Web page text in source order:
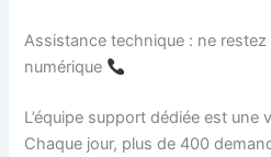
Assistance technique : ne
numérique
L’équipe support dédiée est une
Chaque jour, plus de 400